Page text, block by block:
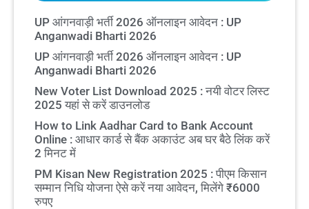
UP आंगनवाड़ी भर्ती 2026 ऑनलाइन आवेदन : UP
Anganwadi Bharti 2026
UP आंगनवाड़ी भर्ती 2026 ऑनलाइन आवेदन : UP
Anganwadi Bharti 2026
New Voter List Download 2025 : नयी वोटर लिस्ट
2025 यहां से करें डाउनलोड
How to Link Aadhar Card to Bank Account
Online : आधार कार्ड से बैंक अकाउंट अब घर बैठे लिंक करें
2 मिनट में
PM Kisan New Registration 2025 : पीएम किसान
सम्मान निधि योजना ऐसे करें नया आवेदन, मिलेंगे ₹6000
रुपए